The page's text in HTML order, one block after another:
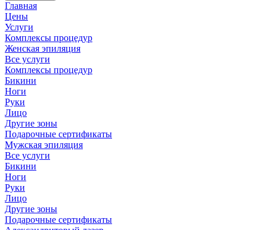
Главная
Цены
Услуги
Комплексы процедур
Женская эпиляция
Все услуги
Комплексы процедур
Бикини
Ноги
Руки
Лицо
Другие зоны
Подарочные сертификаты
Мужская эпиляция
Все услуги
Бикини
Ноги
Руки
Лицо
Другие зоны
Подарочные сертификаты